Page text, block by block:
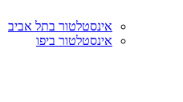
אינסטלטור בתל אביב
אינסטלטור ביפו